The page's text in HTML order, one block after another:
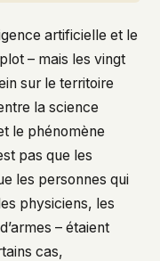
artificielle et le
– mais les vingt
sur le territoire
la science
le phénomène
pas que les
les personnes qui
physiciens, les
– étaient
cas,